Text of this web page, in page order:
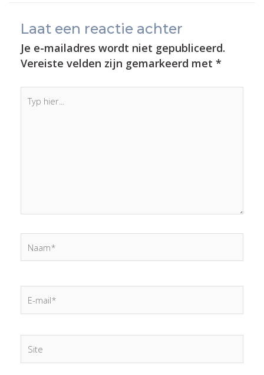
Laat een reactie achter
Je e-mailadres wordt niet gepubliceerd.
Vereiste velden zijn gemarkeerd met *
hier...
mail*